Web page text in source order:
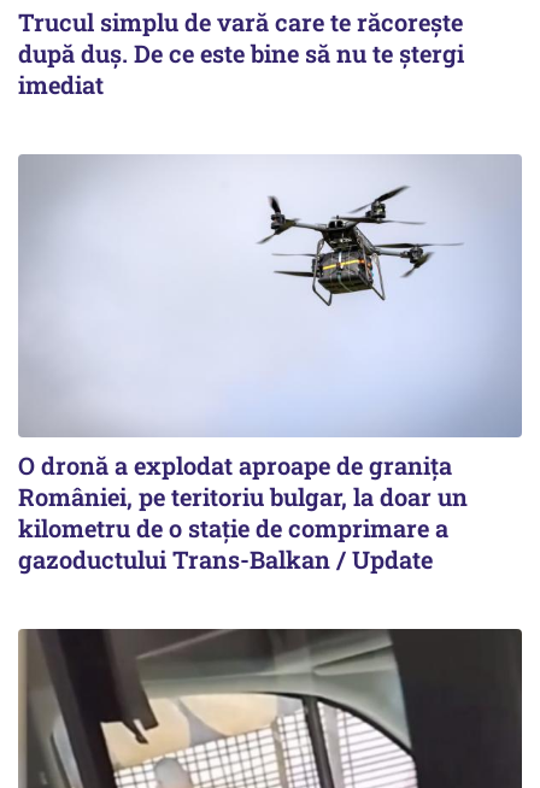
Trucul simplu de vară care te răcorește
după duș. De ce este bine să nu te ștergi
imediat
O dronă a explodat aproape de granița
României, pe teritoriu bulgar, la doar un
kilometru de o stație de comprimare a
gazoductului Trans-Balkan / Update